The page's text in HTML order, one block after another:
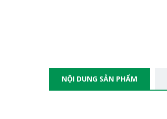
NỘI DUNG SẢN PHẨM